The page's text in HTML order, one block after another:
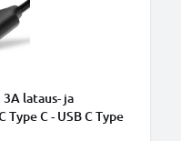
3A lataus- ja
C - USB C Type